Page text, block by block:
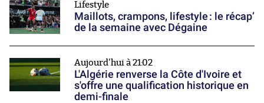
Lifestyle
Maillots, crampons, lifestyle : le récap’
de la semaine avec Dégaine
Aujourd'hui à 21:02
L'Algérie renverse la Côte d'Ivoire et
s'offre une qualification historique en
demi-finale